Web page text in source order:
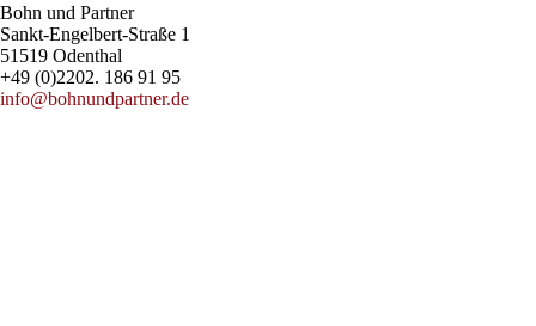
Bohn und Partner
Sankt-Engelbert-Straße 1
51519 Odenthal
+49 (0)2202. 186 91 95
info@bohnundpartner.de